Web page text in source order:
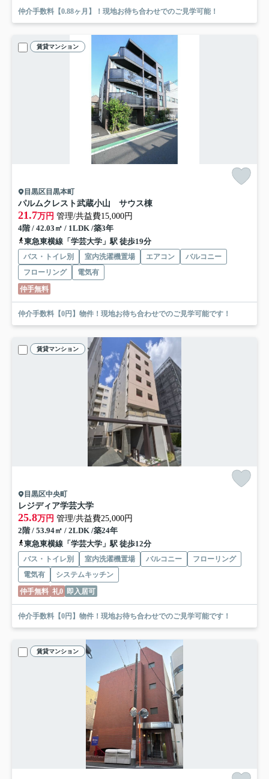
仲介手数料【0.88ヶ月】！現地お待ち合わせでのご見学可能！
賃貸マンション
目黒区目黒本町
パルムクレスト武蔵小山 サウス棟
21.7万円 管理/共益費15,000円
4階 / 42.03㎡ / 1LDK /築3年
東急東横線「学芸大学」駅 徒歩19分
バス・トイレ別 室内洗濯機置場 エアコン
バルコニー
フローリング
電気有
仲手無料
仲介手数料【0円】物件！現地お待ち合わせでのご見学可能です！
賃貸マンション
目黒区中央町
レジディア学芸大学
25.8万円 管理/共益費25,000円
2階 / 53.94㎡ / 2LDK /築24年
東急東横線「学芸大学」駅 徒歩12分
バス・トイレ別 室内洗濯機置場 バルコニー
フローリング
電気有
システムキッチン
仲手無料 礼0 即入居可
仲介手数料【0円】物件！現地お待ち合わせでのご見学可能です！
賃貸マンション